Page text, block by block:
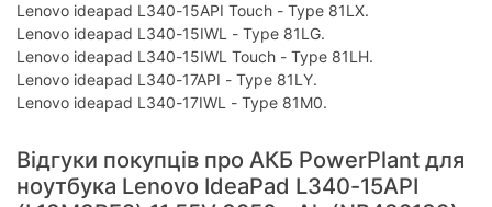
Lenovo ideapad L340-15API Touch - Type 81LX.
Lenovo ideapad L340-15IWL - Type 81LG.
Lenovo ideapad L340-15IWL Touch - Type 81LH.
Lenovo ideapad L340-17API - Type 81LY.
Lenovo ideapad L340-17IWL - Type 81M0.
Відгуки покупців про АКБ PowerPlant для
ноутбука Lenovo IdeaPad L340-15API